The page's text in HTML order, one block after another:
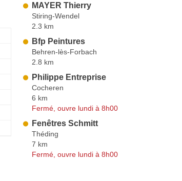
MAYER Thierry
Stiring-Wendel
2.3 km
Bfp Peintures
Behren-lès-Forbach
2.8 km
Philippe Entreprise
Cocheren
6 km
Fermé, ouvre lundi à 8h00
Fenêtres Schmitt
Théding
7 km
Fermé, ouvre lundi à 8h00